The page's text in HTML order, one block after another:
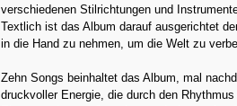
verschiedenen Stilrichtungen und
Textlich ist das Album darauf ausgerichtet
in die Hand zu nehmen, um die Welt zu
Zehn Songs beinhaltet das Album, mal
druckvoller Energie, die durch den Rhythmus